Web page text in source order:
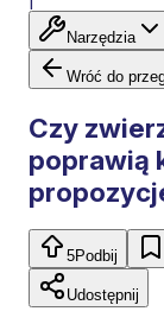
Narzędzia
Wróć do
Czy
poprawią
5Podbij
Udostępnij